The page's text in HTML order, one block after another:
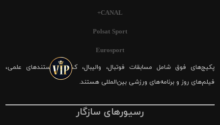
CANAL+
Polsat Sport
Eurosport
پکیج‌های فوق شامل مسابقات فوتبال، والیبال، کشتی، مستندهای علمی،
فیلم‌های روز و برنامه‌های ورزشی بین‌المللی هستند.
رسیورهای سازگار